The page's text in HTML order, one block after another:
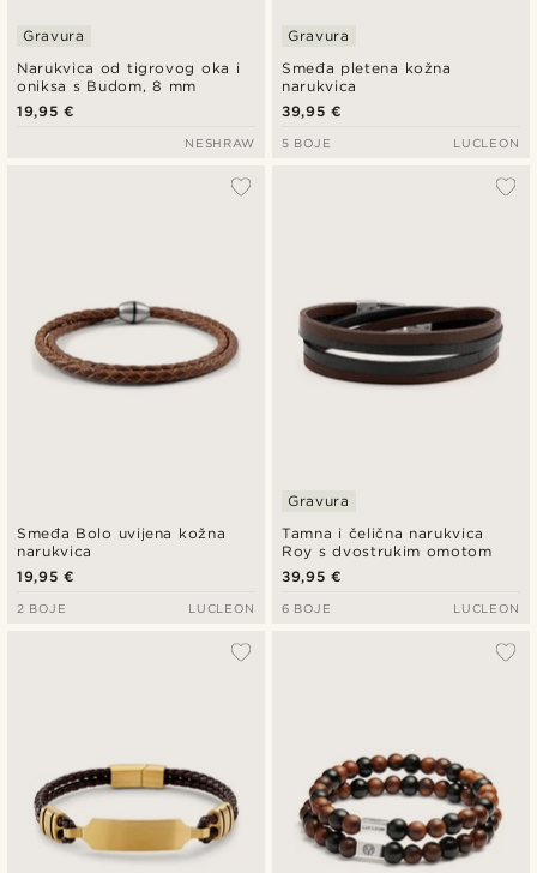
Narukvica od tigrovog oka i
oniksa s Budom, 8 mm
Gravura
19,95 €
NESHRAW
Smeđa pletena kožna
narukvica
Gravura
39,95 €
5 BOJE LUCLEON
Smeđa Bolo uvijena kožna
narukvica
19,95 €
2 BOJE LUCLEON
Tamna i čelična narukvica
Roy s dvostrukim omotom
Gravura
39,95 €
6 BOJE LUCLEON